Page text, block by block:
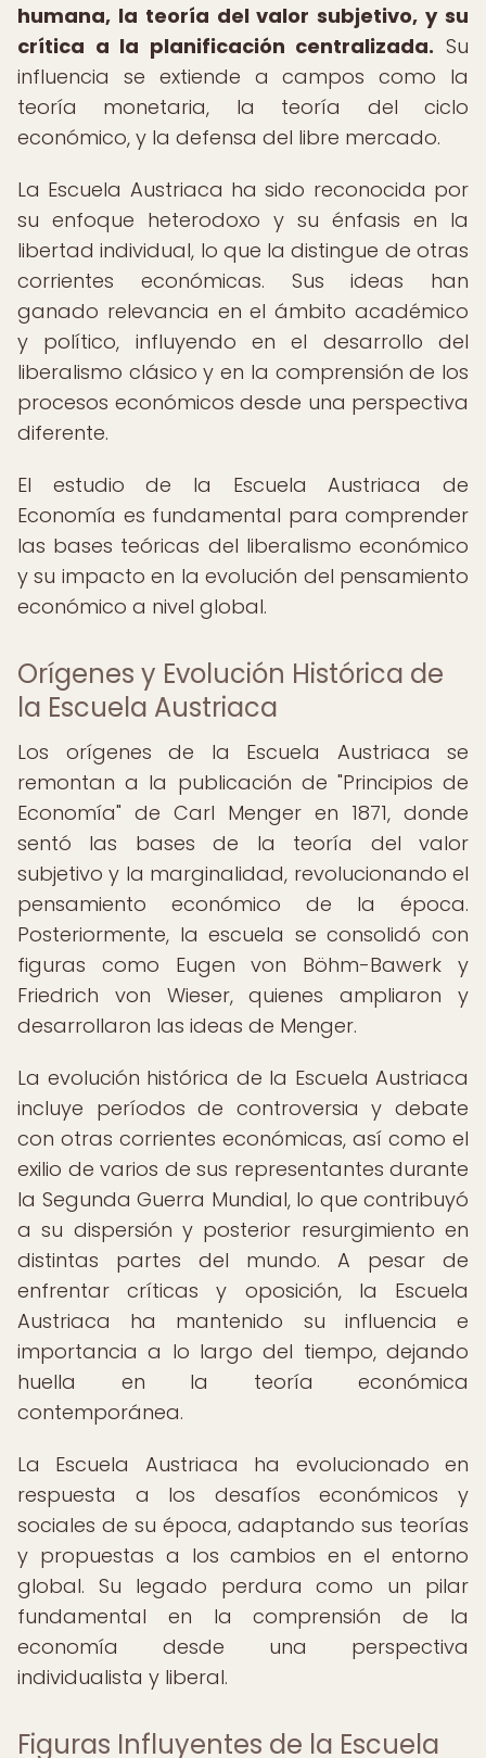
humana, la teoría del valor subjetivo, y su
crítica a la planificación centralizada. Su
influencia se extiende a campos como la
teoría monetaria, la teoría del ciclo
económico, y la defensa del libre mercado.
La Escuela Austriaca ha sido reconocida por
su enfoque heterodoxo y su énfasis en la
libertad individual, lo que la distingue de otras
corrientes económicas. Sus ideas han
ganado relevancia en el ámbito académico
y político, influyendo en el desarrollo del
liberalismo clásico y en la comprensión de los
procesos económicos desde una perspectiva
diferente.
El estudio de la Escuela Austriaca de
Economía es fundamental para comprender
las bases teóricas del liberalismo económico
y su impacto en la evolución del pensamiento
económico a nivel global.
Orígenes y Evolución Histórica de
la Escuela Austriaca
Los orígenes de la Escuela Austriaca se
remontan a la publicación de "Principios de
Economía" de Carl Menger en 1871, donde
sentó las bases de la teoría del valor
subjetivo y la marginalidad, revolucionando el
pensamiento económico de la época.
Posteriormente, la escuela se consolidó con
figuras como Eugen von Böhm-Bawerk y
Friedrich von Wieser, quienes ampliaron y
desarrollaron las ideas de Menger.
La evolución histórica de la Escuela Austriaca
incluye períodos de controversia y debate
con otras corrientes económicas, así como el
exilio de varios de sus representantes durante
la Segunda Guerra Mundial, lo que contribuyó
a su dispersión y posterior resurgimiento en
distintas partes del mundo. A pesar de
enfrentar críticas y oposición, la Escuela
Austriaca ha mantenido su influencia e
importancia a lo largo del tiempo, dejando
huella en la teoría económica
contemporánea.
La Escuela Austriaca ha evolucionado en
respuesta a los desafíos económicos y
sociales de su época, adaptando sus teorías
y propuestas a los cambios en el entorno
global. Su legado perdura como un pilar
fundamental en la comprensión de la
economía desde una perspectiva
individualista y liberal.
Figuras Influyentes de la Escuela